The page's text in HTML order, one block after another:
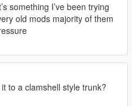
something I’ve been trying
old mods majority of them
to a clamshell style trunk?